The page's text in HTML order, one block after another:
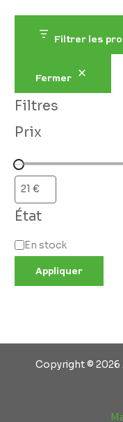
Filtrer les
Fermer
Filtres
Prix
État
En stock
Appliquer
Copyright © 2026